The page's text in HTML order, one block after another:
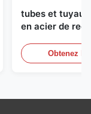
tubes et tuyaux
en acier de
circuitsObtenez